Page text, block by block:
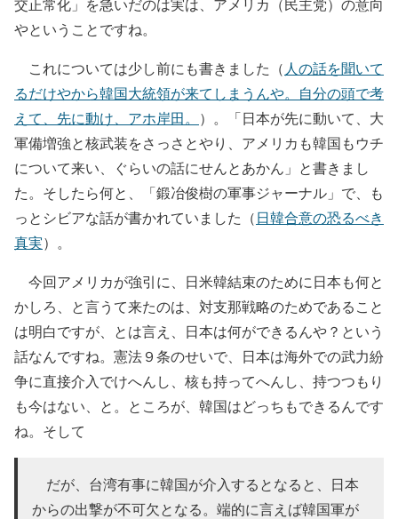
やということですね。
これについては少し前にも書きました（ 人の話を聞いて
るだけやから韓国大統領が来てしまうんや。自分の頭で考
えて、先に動け、アホ岸田。 ）。「日本が先に動いて、大
軍備増強と核武装をさっさとやり、アメリカも韓国もウチ
について来い、ぐらいの話にせんとあかん」と書きまし
た。そしたら何と、「鍛冶俊樹の軍事ジャーナル」で、も
っとシビアな話が書かれていました（日韓合意の恐るべき
真実）。
今回アメリカが強引に、日米韓結束のために日本も何と
かしろ、と言うて来たのは、対支那戦略のためであること
は明白ですが、とは言え、日本は何ができるんや？という
話なんですね。憲法９条のせいで、日本は海外での武力紛
争に直接介入でけへんし、核も持ってへんし、持つつもり
も今はない、と。ところが、韓国はどっちもできるんです
ね。そして
だが、台湾有事に韓国が介入するとなると、日本
からの出撃が不可欠となる。端的に言えば韓国軍が